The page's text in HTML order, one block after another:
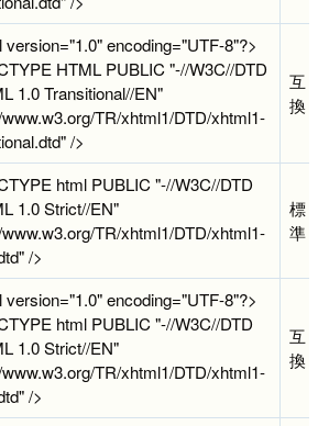
version="1.0" encoding="UTF-8"?>
HTML PUBLIC "-//W3C//DTD
1.0 Transitional//EN"
TR/xhtml1/DTD/xhtml1-
/>
互
換
html PUBLIC "-//W3C//DTD
1.0 Strict//EN"
TR/xhtml1/DTD/xhtml1-
/>
標
準
version="1.0" encoding="UTF-8"?>
html PUBLIC "-//W3C//DTD
1.0 Strict//EN"
TR/xhtml1/DTD/xhtml1-
/>
互
換